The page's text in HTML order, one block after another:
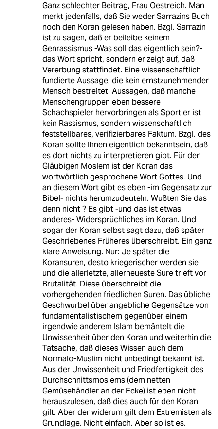
Ganz schlechter Beitrag, Frau Oestreich. Man
merkt jedenfalls, daß Sie weder Sarrazins Buch
noch den Koran gelesen haben. Bzgl. Sarrazin
ist zu sagen, daß er beileibe keinem
Genrassismus -Was soll das eigentlich sein?-
das Wort spricht, sondern er zeigt auf, daß
Vererbung stattfindet. Eine wissenschaftlich
fundierte Aussage, die kein ernstzunehmender
Mensch bestreitet. Aussagen, daß manche
Menschengruppen eben bessere
Schachspieler hervorbringen als Sportler ist
kein Rassismus, sondern wissenschaftlich
feststellbares, verifizierbares Faktum. Bzgl. des
Koran sollte Ihnen eigentlich bekanntsein, daß
es dort nichts zu interpretieren gibt. Für den
Gläubigen Moslem ist der Koran das
wortwörtlich gesprochene Wort Gottes. Und
an diesem Wort gibt es eben -im Gegensatz zur
Bibel- nichts herumzudeuteln. Wußten Sie das
denn nicht ? Es gibt -und das ist etwas
anderes- Widersprüchliches im Koran. Und
sogar der Koran selbst sagt dazu, daß später
Geschriebenes Früheres überschreibt. Ein ganz
klare Anweisung. Nur: Je später die
Koransuren, desto kriegerischer werden sie
und die allerletzte, allerneueste Sure trieft vor
Brutalität. Diese überschreibt die
vorhergehenden friedlichen Suren. Das übliche
Geschwurbel über angebliche Gegensätze von
fundamentalistischem gegenüber einem
irgendwie anderem Islam bemäntelt die
Unwissenheit über den Koran und weiterhin die
Tatsache, daß dieses Wissen auch dem
Normalo-Muslim nicht unbedingt bekannt ist.
Aus der Unwissenheit und Friedfertigkeit des
Durchschnittsmoslems (dem netten
Gemüsehändler an der Ecke) ist eben nicht
herauszulesen, daß dies auch für den Koran
gilt. Aber der widerum gilt dem Extremisten als
Grundlage. Nicht einfach. Aber so ist es.